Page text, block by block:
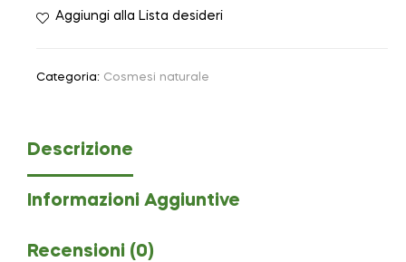
Aggiungi alla Lista desideri
Categoria: Cosmesi naturale
Descrizione
Informazioni Aggiuntive
Recensioni (0)